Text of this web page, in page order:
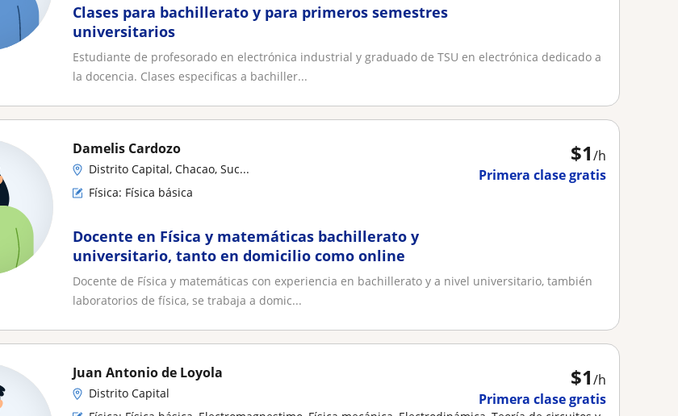
Clases para bachillerato y para primeros semestres
universitarios
Estudiante de profesorado en electrónica industrial y graduado de TSU en electrónica dedicado a
la docencia. Clases especificas a bachiller...
$1/h
Primera clase gratis
Damelis Cardozo
Distrito Capital, Chacao, Suc...
Física: Física básica
Docente en Física y matemáticas bachillerato y
universitario, tanto en domicilio como online
Docente de Física y matemáticas con experiencia en bachillerato y a nivel universitario, también
laboratorios de física, se trabaja a domic...
$1/h
Primera clase gratis
Juan Antonio de Loyola
Distrito Capital